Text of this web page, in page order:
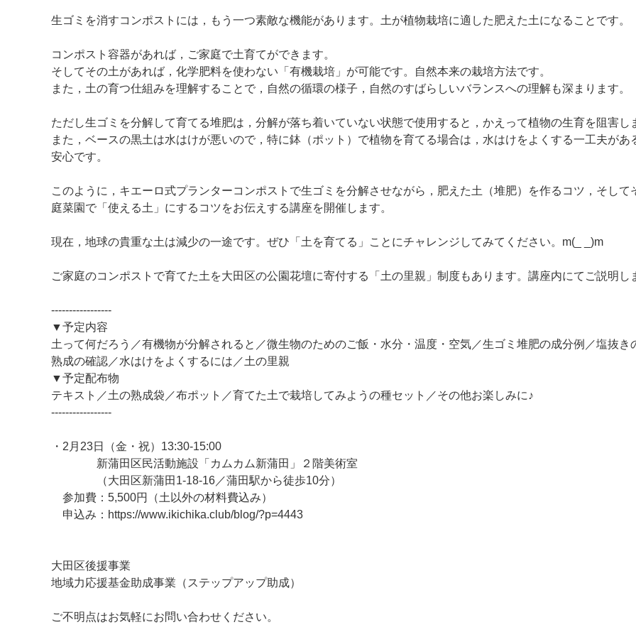
生ゴミを消すコンポストには，もう一つ素敵な機能があります。土が植物栽培に適した肥えた土になることです。
コンポスト容器があれば，ご家庭で土育てができます。
そしてその土があれば，化学肥料を使わない「有機栽培」が可能です。自然本来の栽培方法です。
また，土の育つ仕組みを理解することで，自然の循環の様子，自然のすばらしいバランスへの理解も深まります。
ただし生ゴミを分解して育てる堆肥は，分解が落ち着いていない状態で使用すると，かえって植物の生育を阻害し
また，ベースの黒土は水はけが悪いので，特に鉢（ポット）で植物を育てる場合は，水はけをよくする一工夫があ
安心です。
このように，キエーロ式プランターコンポストで生ゴミを分解させながら，肥えた土（堆肥）を作るコツ，そして
庭菜園で「使える土」にするコツをお伝えする講座を開催します。
現在，地球の貴重な土は減少の一途です。ぜひ「土を育てる」ことにチャレンジしてみてください。m(_ _)m
ご家庭のコンポストで育てた土を大田区の公園花壇に寄付する「土の里親」制度もあります。講座内にてご説明し
-----------------
▼予定内容
土って何だろう／有機物が分解されると／微生物のためのご飯・水分・温度・空気／生ゴミ堆肥の成分例／塩抜き
熟成の確認／水はけをよくするには／土の里親
▼予定配布物
テキスト／土の熟成袋／布ポット／育てた土で栽培してみようの種セット／その他お楽しみに♪
-----------------
・2月23日（金・祝）13:30-15:00
新蒲田区民活動施設「カムカム新蒲田」２階美術室
（大田区新蒲田1-18-16／蒲田駅から徒歩10分）
参加費：5,500円（土以外の材料費込み）
申込み：https://www.ikichika.club/blog/?p=4443
大田区後援事業
地域力応援基金助成事業（ステップアップ助成）
ご不明点はお気軽にお問い合わせください。